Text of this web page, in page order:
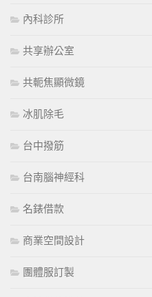
內科診所
共享辦公室
共軛焦顯微鏡
冰肌除毛
台中撥筋
台南腦神經科
名錶借款
商業空間設計
團體服訂製